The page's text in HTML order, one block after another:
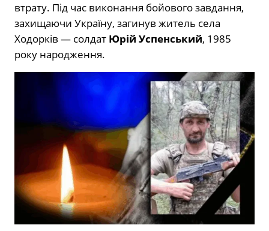
втрату. Під час виконання бойового завдання,
захищаючи Україну, загинув житель села
Ходорків — солдат Юрій Успенський, 1985
року народження.